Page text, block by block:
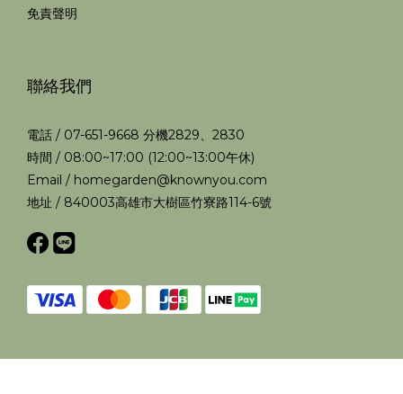
免責聲明
聯絡我們
電話 / 07-651-9668 分機2829、2830
時間 / 08:00~17:00 (12:00~13:00午休)
Email / homegarden@knownyou.com
地址 / 840003高雄市大樹區竹寮路114-6號